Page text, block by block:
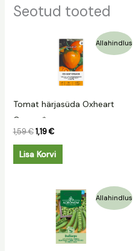
Seotud tooted
Allahindlus
Tomat härjasüda Oxheart
Orange*
1,59€ 1,19€
Praegune
hind
on:
1,19 €.
Lisa Korvi
Allahindlus
Algne
1,09 €.
Praegune
hind
on:
0,50 €.